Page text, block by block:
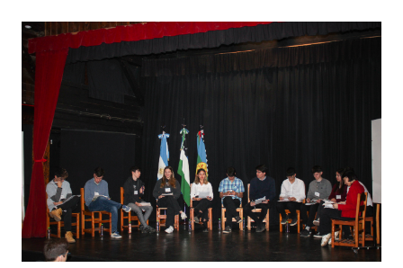
Programas
LEGISLACIÓN
Constitución Nacional
Constitución Provincial
Carta Orgánica 2007
Reglamento Interno